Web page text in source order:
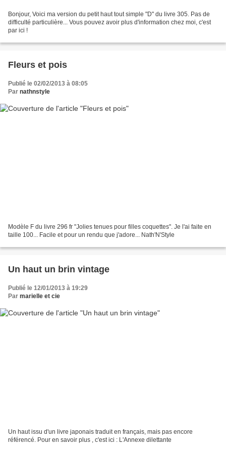
Bonjour, Voici ma version du petit haut tout simple "D" du livre 305. Pas de
difficulté particulière... Vous pouvez avoir plus d'information chez moi, c'est
par ici !
Fleurs et pois
Publié le 02/02/2013 à 08:05
Par nathnstyle
Modèle F du livre 296 fr "Jolies tenues pour filles coquettes". Je l'ai faite en
taille 100... Facile et pour un rendu que j'adore... Nath'N'Style
Un haut un brin vintage
Publié le 12/01/2013 à 19:29
Par marielle et cie
Un haut issu d'un livre japonais traduit en français, mais pas encore
référencé. Pour en savoir plus , c'est ici : L'Annexe dilettante